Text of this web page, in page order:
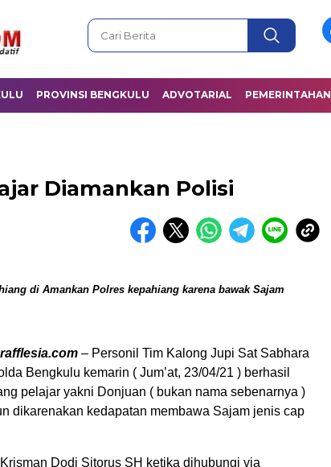
PROVINSI BENGKULU ADVOTARIAL PEMERINTAHAN
Diamankan Polisi
di Amankan Polres kepahiang karena bawak Sajam
– Personil Tim Kalong Jupi Sat Sabhara
Bengkulu kemarin ( Jum’at, 23/04/21 ) berhasil
pelajar yakni Donjuan ( bukan nama sebenarnya )
dikarenakan kedapatan membawa Sajam jenis cap
Dodi Sitorus SH ketika dihubungi via